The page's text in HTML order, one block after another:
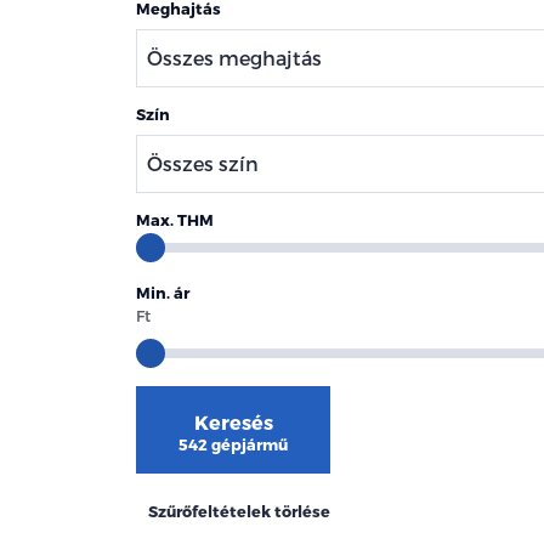
Meghajtás
Szín
Max. THM
Min. ár
Ft
Keresés
542 gépjármű
Szűrőfeltételek törlése